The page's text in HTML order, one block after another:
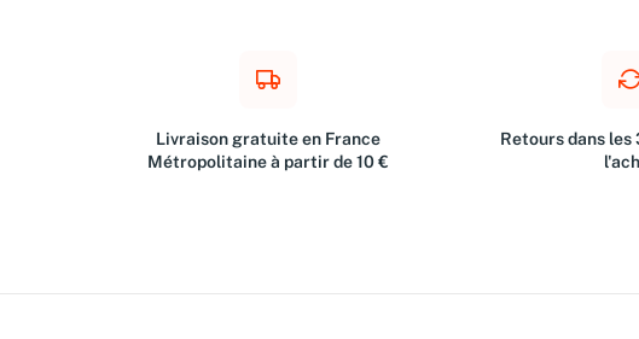
Livraison gratuite en France
Métropolitaine à partir de 10 €
Retours dans les